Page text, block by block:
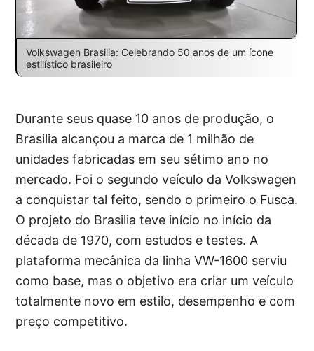
Volkswagen Brasilia: Celebrando 50 anos de um ícone
estilístico brasileiro
Durante seus quase 10 anos de produção, o
Brasilia alcançou a marca de 1 milhão de
unidades fabricadas em seu sétimo ano no
mercado. Foi o segundo veículo da Volkswagen
a conquistar tal feito, sendo o primeiro o Fusca.
O projeto do Brasilia teve início no início da
década de 1970, com estudos e testes. A
plataforma mecânica da linha VW-1600 serviu
como base, mas o objetivo era criar um veículo
totalmente novo em estilo, desempenho e com
preço competitivo.